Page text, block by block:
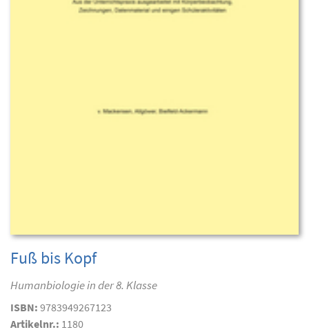
Fuß bis Kopf
Humanbiologie in der 8. Klasse
ISBN: 9783949267123
Artikelnr.: 1180